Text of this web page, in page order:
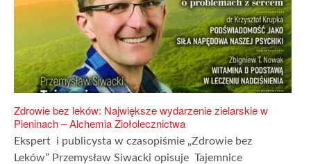
Zdrowie bez leków: Największe wydarzenie zielarskie w
Pieninach – Alchemia Ziołolecznictwa
Ekspert i publicysta w czasopiśmie „Zdrowie bez
Leków” Przemysław Siwacki opisuje Tajemnice